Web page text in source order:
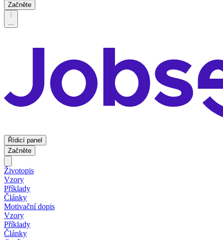
Začněte
...
Řídicí panel
Začněte
Životopis
Vzory
Příklady
Články
Motivační dopis
Vzory
Příklady
Články